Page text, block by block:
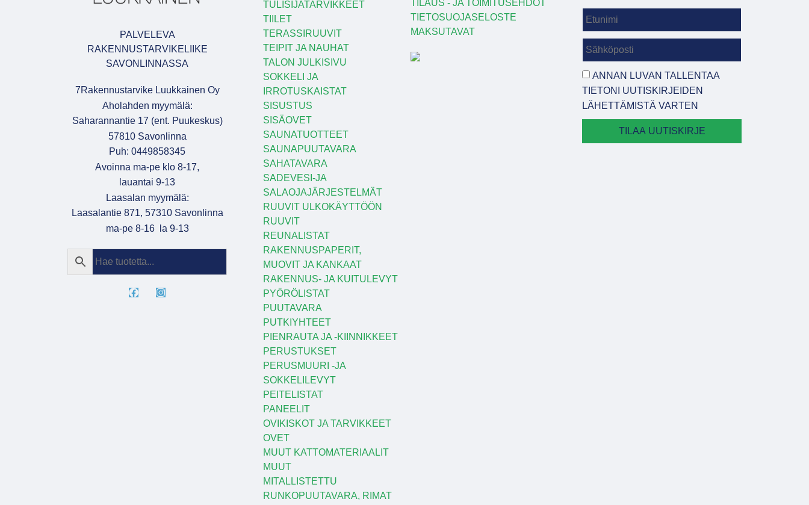
PALVELEVA
RAKENNUSTARVIKELIIKE
SAVONLINNASSA
7Rakennustarvike Luukkainen Oy
Aholahden myymälä:
Saharannantie 17 (ent. Puukeskus)
57810 Savonlinna
Puh: 0449858345
Avoinna ma-pe klo 8-17,
lauantai 9-13
Laasalan myymälä:
Laasalantie 871, 57310 Savonlinna
ma-pe 8-16 la 9-13
TULISIJATARVIKKEET
TIILET
TERASSIRUUVIT
TEIPIT JA NAUHAT
TALON JULKISIVU
SOKKELI JA
IRROTUSKAISTAT
SISUSTUS
SISÄOVET
SAUNATUOTTEET
SAUNAPUUTAVARA
SAHATAVARA
SADEVESI-JA
SALAOJAJÄRJESTELMÄT
RUUVIT ULKOKÄYTTÖÖN
RUUVIT
REUNALISTAT
RAKENNUSPAPERIT,
MUOVIT JA KANKAAT
RAKENNUS- JA KUITULEVYT
PYÖRÖLISTAT
PUUTAVARA
PUTKIYHTEET
PIENRAUTA JA -KIINNIKKEET
PERUSTUKSET
PERUSMUURI -JA
SOKKELILEVYT
PEITELISTAT
PANEELIT
OVIKISKOT JA TARVIKKEET
OVET
MUUT KATTOMATERIAALIT
MUUT
MITALLISTETTU
RUNKOPUUTAVARA, RIMAT
TILAUS - JA TOIMITUSEHDOT
TIETOSUOJASELOSTE
MAKSUTAVAT
ANNAN LUVAN TALLENTAA
TIETONI UUTISKIRJEIDEN
LÄHETTÄMISTÄ VARTEN
TILAA UUTISKIRJE